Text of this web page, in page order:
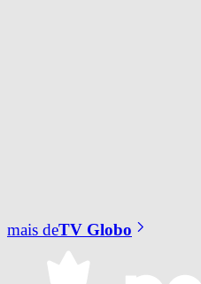
mais deTV Globo